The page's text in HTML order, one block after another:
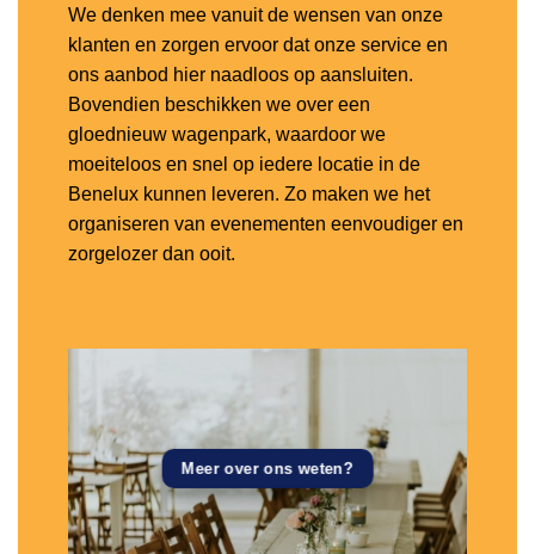
We denken mee vanuit de wensen van onze
klanten en zorgen ervoor dat onze service en
ons aanbod hier naadloos op aansluiten.
Bovendien beschikken we over een
gloednieuw wagenpark, waardoor we
moeiteloos en snel op iedere locatie in de
Benelux kunnen leveren. Zo maken we het
organiseren van evenementen eenvoudiger en
zorgelozer dan ooit.
Meer over ons weten?